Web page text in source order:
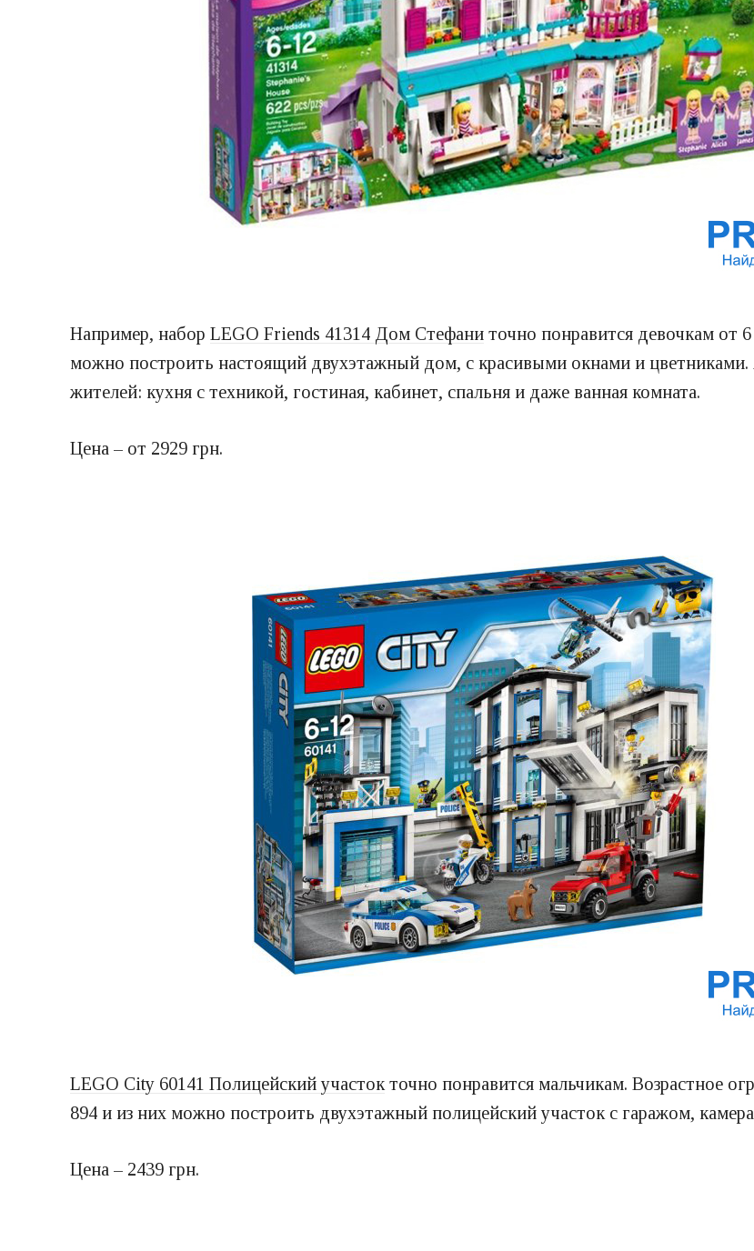
Например, набор LEGO Friends 41314 Дом Стефани точно понравится девочкам от
можно построить настоящий двухэтажный дом, с красивыми окнами и цветниками.
жителей: кухня с техникой, гостиная, кабинет, спальня и даже ванная комната.
Цена – от 2929 грн.
LEGO City 60141 Полицейский участок точно понравится мальчикам. Возрастное
894 и из них можно построить двухэтажный полицейский участок с гаражом,
Цена – 2439 грн.